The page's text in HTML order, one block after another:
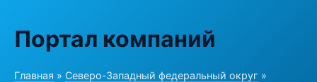
Портал компаний
Главная » Северо-Западный федеральный округ »